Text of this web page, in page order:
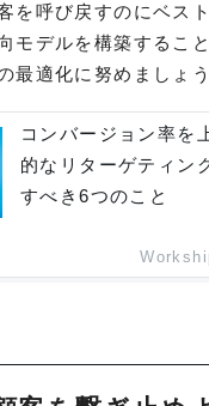
を呼び戻すのにベス
モデルを構築するこ
最適化に努めましょう
コンバージョン率を
的なリターゲティン
すべき6つのこと